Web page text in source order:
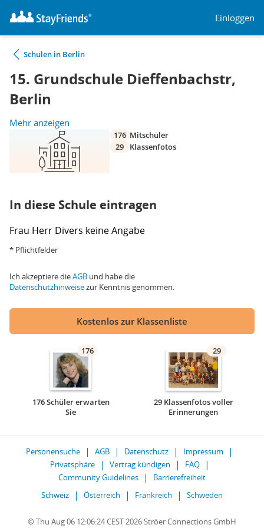
Einloggen
Schulen in Berlin
15. Grundschule Dieffenbachstr,
Berlin
Mehr anzeigen
176 Mitschüler
29
Klassenfotos
In diese Schule eintragen
Frau Herr Divers keine Angabe
* Pflichtfelder
Ich akzeptiere dieAGB und habe die
Datenschutzhinweisezur Kenntnis genommen.
Kostenlos zur Klassenliste
176
176 Schüler erwarten
Sie
29
29 Klassenfotos voller
Erinnerungen
Personensuche AGB Datenschutz
Impressum
Privatsphäre
Vertrag kündigen
FAQ
Community Guidelines
Barrierefreiheit
Schweiz
Österreich Frankreich Schweden
© Thu Aug 06 12:06:24 CEST 2026 Ströer Connections GmbH